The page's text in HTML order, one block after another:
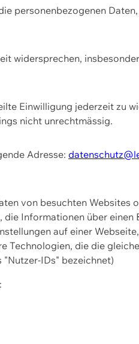
personenbezogenen
widersprechen,
Einwilligung jederzeit zu
nicht unrechtmässig.
Adresse:
von besuchten
Informationen über
auf einer
die die
IDs" bezeichnet)